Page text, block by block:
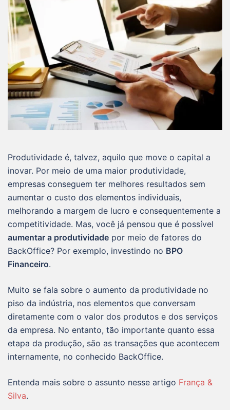
Produtividade é, talvez, aquilo que move o capital a
inovar. Por meio de uma maior produtividade,
empresas conseguem ter melhores resultados sem
aumentar o custo dos elementos individuais,
melhorando a margem de lucro e consequentemente a
competitividade. Mas, você já pensou que é possível
aumentar a produtividade por meio de fatores do
BackOffice? Por exemplo, investindo no BPO
Financeiro.
Muito se fala sobre o aumento da produtividade no
piso da indústria, nos elementos que conversam
diretamente com o valor dos produtos e dos serviços
da empresa. No entanto, tão importante quanto essa
etapa da produção, são as transações que acontecem
internamente, no conhecido BackOffice.
Entenda mais sobre o assunto nesse artigo França &
Silva.